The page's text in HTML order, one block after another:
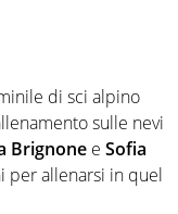
di sci alpino
sulle nevi
Brignone e Sofia
per allenarsi in quel